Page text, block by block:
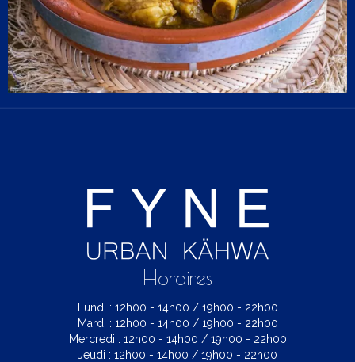
Horaires
Lundi : 12h00 - 14h00 / 19h00 - 22h00
Mardi : 12h00 - 14h00 / 19h00 - 22h00
Mercredi : 12h00 - 14h00 / 19h00 - 22h00
Jeudi : 12h00 - 14h00 / 19h00 - 22h00